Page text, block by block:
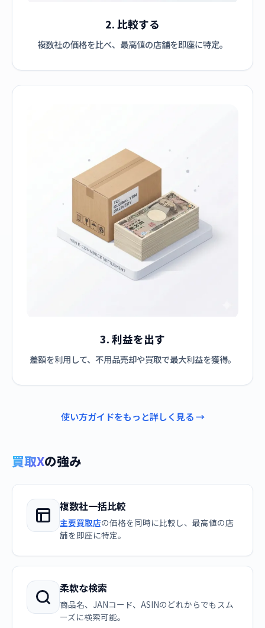
2. 比較する
複数社の価格を比べ、最高値の店舗を即座に特定。
3. 利益を出す
差額を利用して、不用品売却や買取で最大利益を獲得。
使い方ガイドをもっと詳しく見る →
買取Xの強み
複数社一括比較
主要買取店の価格を同時に比較し、最高値の店
舗を即座に特定。
柔軟な検索
商品名、JANコード、ASINのどれからでもスム
ーズに検索可能。